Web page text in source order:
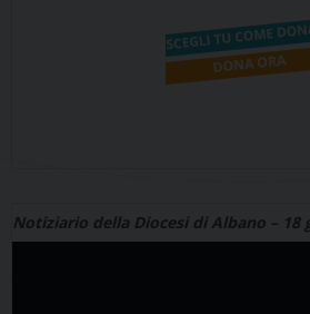
Notiziario della Diocesi di Albano – 18